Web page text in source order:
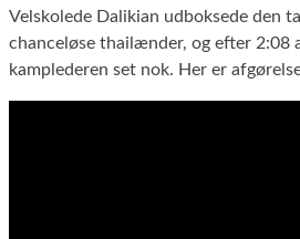
Velskolede Dalikian udboksede den
chanceløse thailænder, og efter 2:08
kamplederen set nok. Her er